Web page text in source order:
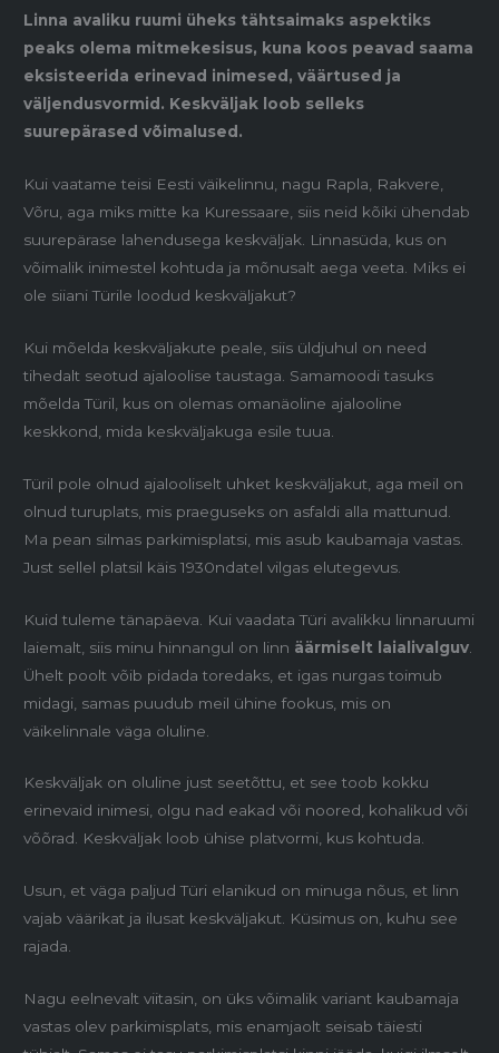
Linna avaliku ruumi üheks tähtsaimaks aspektiks
peaks olema mitmekesisus, kuna koos peavad saama
eksisteerida erinevad inimesed, väärtused ja
väljendusvormid. Keskväljak loob selleks
suurepärased võimalused.
Kui vaatame teisi Eesti väikelinnu, nagu Rapla, Rakvere,
Võru, aga miks mitte ka Kuressaare, siis neid kõiki ühendab
suurepärase lahendusega keskväljak. Linnasüda, kus on
võimalik inimestel kohtuda ja mõnusalt aega veeta. Miks ei
ole siiani Türile loodud keskväljakut?
Kui mõelda keskväljakute peale, siis üldjuhul on need
tihedalt seotud ajaloolise taustaga. Samamoodi tasuks
mõelda Türil, kus on olemas omanäoline ajalooline
keskkond, mida keskväljakuga esile tuua.
Türil pole olnud ajalooliselt uhket keskväljakut, aga meil on
olnud turuplats, mis praeguseks on asfaldi alla mattunud.
Ma pean silmas parkimisplatsi, mis asub kaubamaja vastas.
Just sellel platsil käis 1930ndatel vilgas elutegevus.
Kuid tuleme tänapäeva. Kui vaadata Türi avalikku linnaruumi
laiemalt, siis minu hinnangul on linn äärmiselt laialivalguv
Ühelt poolt võib pidada toredaks, et igas nurgas toimub
midagi, samas puudub meil ühine fookus, mis on
väikelinnale väga oluline.
Keskväljak on oluline just seetõttu, et see toob kokku
erinevaid inimesi, olgu nad eakad või noored, kohalikud või
võõrad. Keskväljak loob ühise platvormi, kus kohtuda.
Usun, et väga paljud Türi elanikud on minuga nõus, et linn
vajab väärikat ja ilusat keskväljakut. Küsimus on, kuhu see
rajada.
Nagu eelnevalt viitasin, on üks võimalik variant kaubamaja
vastas olev parkimisplats, mis enamjaolt seisab täiesti